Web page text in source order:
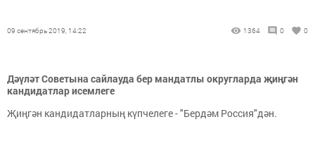
09 сентябрь 2019, 14:22 1364 0 0
Дәүләт Советына сайлауда бер мандатлы округларда җиңгән
кандидатлар исемлеге
Җиңгән кандидатларның күпчелеге - "Бердәм Россия"дән.